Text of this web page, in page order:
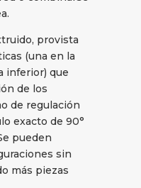
provista
(una en la
inferior) que
de los
de regulación
exacto de 90°
pueden
sin
más piezas